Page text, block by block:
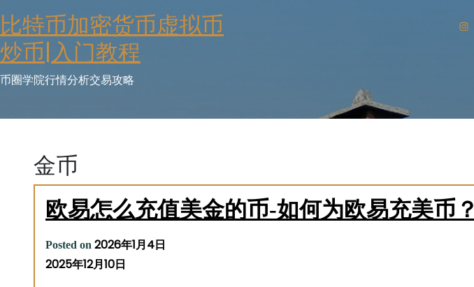
to
content
比特币加密货币虚拟币
炒币|入门教程
币圈学院行情分析交易攻略
金币
欧易怎么充值美金的币-如何为欧易充美币？
Posted on 2026年1月4日
2025年12月10日